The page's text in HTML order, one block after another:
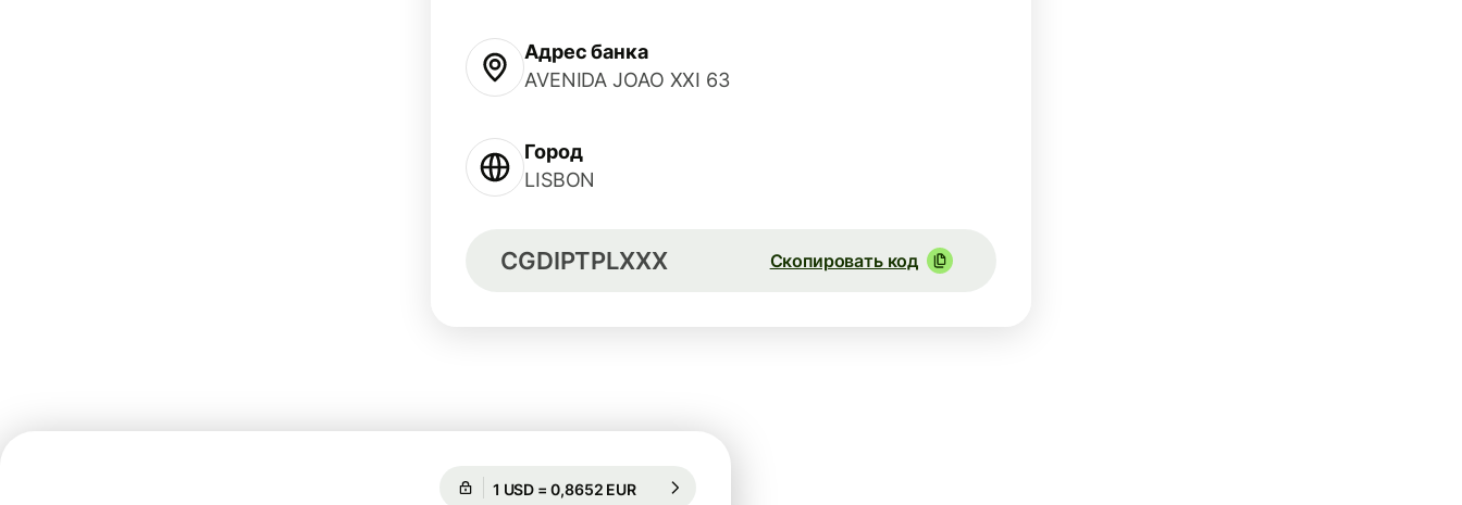
Адрес банка
AVENIDA JOAO XXI 63
Город
LISBON
CGDIPTPLXXX Скопировать код
Гарантирован на 49 ч.